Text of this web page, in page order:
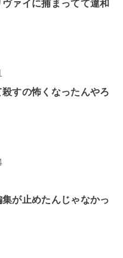
ァイに捕まってて違和
すの怖くなったんやろ
が止めたんじゃなかっ